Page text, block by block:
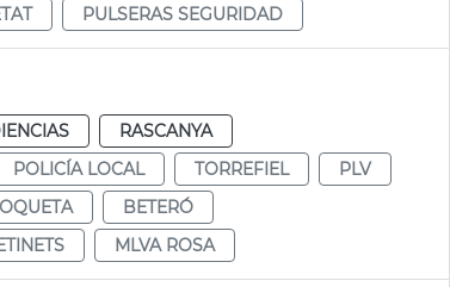
PULSERAS SEGURIDAD
RASCANYA
POLICÍA LOCAL TORREFIEL
PLV
BETERÓ
MLVA ROSA